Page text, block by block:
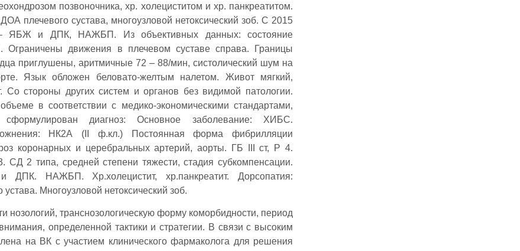
позвоночника, хр. холециститом и хр. панкреатитом.
плечевого сустава, многоузловой нетоксический зоб. С 2015
и ДПК, НАЖБП. Из объективных данных: состояние
Ограничены движения в плечевом суставе справа. Границы
приглушены, аритмичные 72 – 88/мин, систолический шум на
Язык обложен беловато-желтым налетом. Живот мягкий,
Со стороны других систем и органов без видимой патологии.
в соответствии с медико-экономическими стандартами,
сформулирован диагноз: Основное заболевание: ХИБС.
НК2А (II ф.кл.) Постоянная форма фибрилляции
коронарных и церебральных артерий, аорты. ГБ III ст, Р 4.
2 типа, средней степени тяжести, стадия субкомпенсации.
НАЖБП. Хр.холецистит, хр.панкреатит. Дорсопатия:
Многоузловой нетоксический зоб.
нозологий, транснозологическую форму коморбидности, период
определенной тактики и стратегии. В связи с высоким
на ВК с участием клинического фармаколога для решения